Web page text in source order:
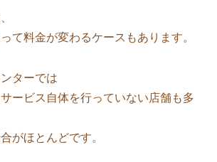
て料金が変わるケースもあります。
ターでは
ービス自体を行っていない店舗も多
がほとんどです。